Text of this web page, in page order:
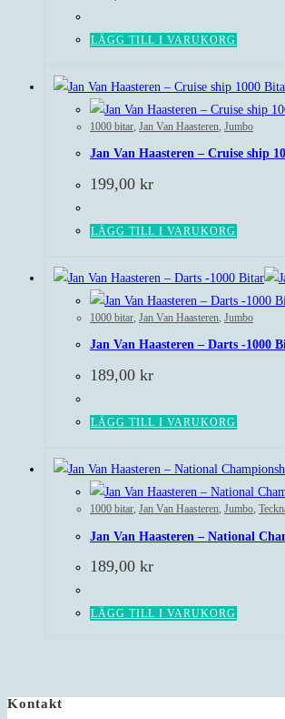
LÄGG TILL I VARUKORG
1000 bitar Jan Van Haasteren Jumbo
Jan Van Haasteren – Cruise ship
199,00 kr
LÄGG TILL I VARUKORG
1000 bitar Jan Van Haasteren Jumbo
Jan Van Haasteren – Darts -1000
189,00 kr
LÄGG TILL I VARUKORG
1000 bitar, Jan Van Haasteren, Jumbo,
Jan Van Haasteren – National
189,00 kr
LÄGG TILL I VARUKORG
Kontakt